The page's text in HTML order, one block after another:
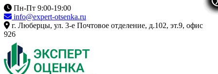
Пн-Пт 9:00-19:00
info@expert-otsenka.ru
г. Люберцы, ул. 3-е Почтовое отделение, д.102, эт.9, офис
926